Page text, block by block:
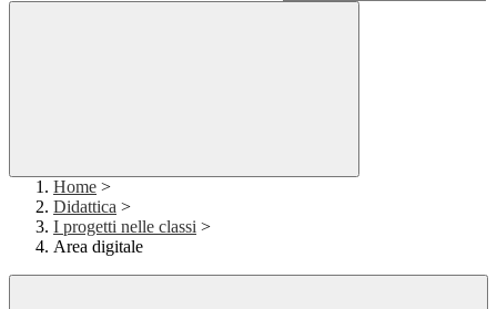
Home >
Didattica >
I progetti nelle classi >
Area digitale